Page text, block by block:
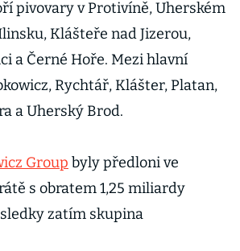
pivovary v Protivíně, Uherském
Klášteře nad Jizerou,
a Černé Hoře. Mezi hlavní
Rychtář, Klášter, Platan,
a Uherský Brod.
Group byly předloni ve
s obratem 1,25 miliardy
zatím skupina